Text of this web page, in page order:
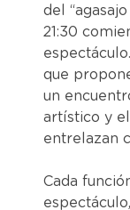
del
21:30
que
un
artístico y
entrelazan
Cada